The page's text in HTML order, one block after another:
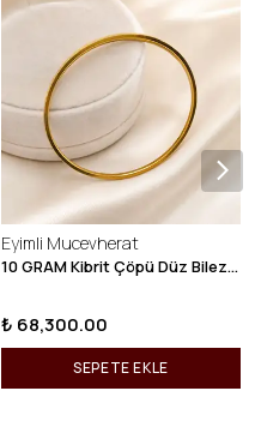
Eyimli Mucevherat
10 GRAM Kibrit Çöpü Düz Bilezik 22 Ayar 22BLZ001
₺ 68,300.00
SEPETE EKLE